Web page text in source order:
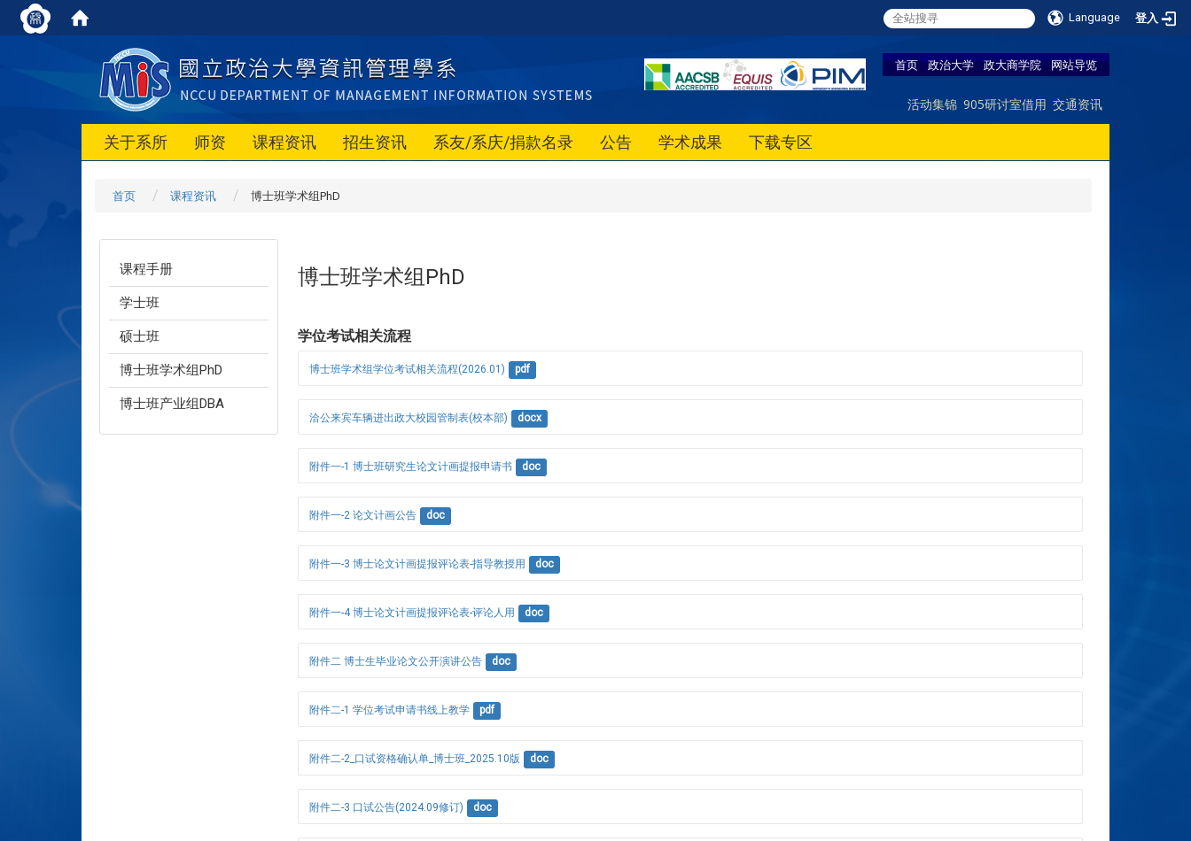
Language 登入
首页 政治大学 政大商学院 网站导览
活动集锦 905研讨室借用 交通资讯
关于系所 师资 课程资讯 招生资讯 系友/系庆/捐款名录 公告 学术成果 下载专区
首页 课程资讯 博士班学术组PhD
课程手册
学士班
硕士班
博士班学术组PhD
博士班产业组DBA
博士班学术组PhD
学位考试相关流程
博士班学术组学位考试相关流程(2026.01) pdf
洽公来宾车辆进出政大校园管制表(校本部) docx
附件一-1 博士班研究生论文计画提报申请书 doc
附件一-2 论文计画公告 doc
附件一-3 博士论文计画提报评论表-指导教授用 doc
附件一-4 博士论文计画提报评论表-评论人用 doc
附件二 博士生毕业论文公开演讲公告 doc
附件二-1 学位考试申请书线上教学 pdf
附件二-2_口试资格确认单_博士班_2025.10版 doc
附件二-3 口试公告(2024.09修订) doc